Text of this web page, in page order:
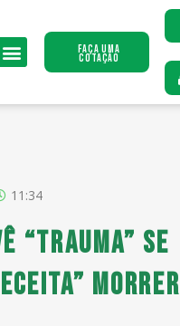
Faça uma
Cotação
11:34
“trauma” se
morrer